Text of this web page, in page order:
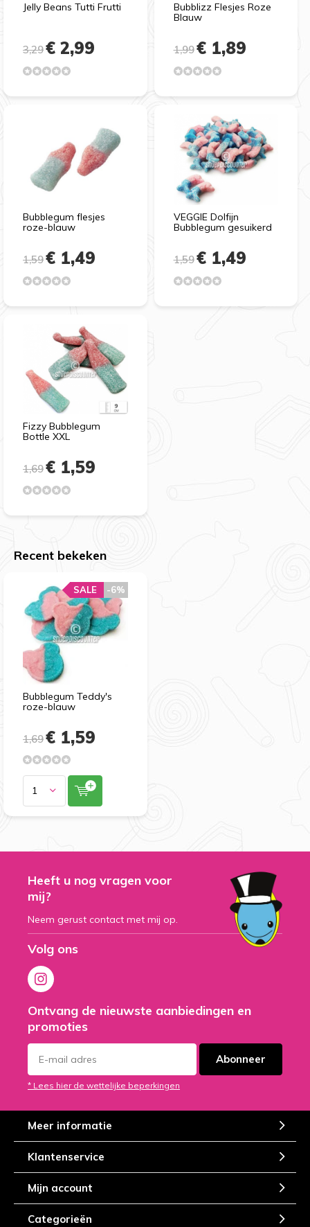
Jelly Beans Tutti Frutti
3,29€ 2,99
Bubblizz Flesjes Roze
Blauw
1,99€ 1,89
Bubblegum flesjes
roze-blauw
1,59€ 1,49
VEGGIE Dolfijn
Bubblegum gesuikerd
1,59€ 1,49
Fizzy Bubblegum
Bottle XXL
1,69€ 1,59
Recent bekeken
Bubblegum Teddy's
roze-blauw
-6%
SALE
1,69€ 1,59
Heeft u nog vragen voor
mij?
Neem gerust contact met mij op.
Volg ons
Ontvang de nieuwste aanbiedingen en
promoties
Abonneer
* Lees hier de wettelijke beperkingen
Meer informatie
Klantenservice
Mijn account
Categorieën